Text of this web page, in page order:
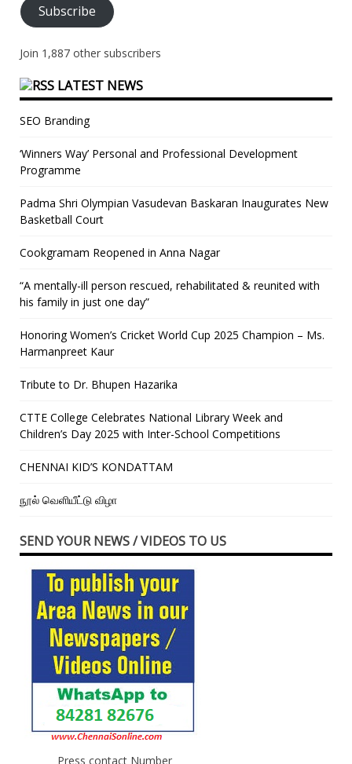
Subscribe
Join 1,887 other subscribers
LATEST NEWS
SEO Branding
‘Winners Way’ Personal and Professional Development
Programme
Padma Shri Olympian Vasudevan Baskaran Inaugurates New
Basketball Court
Cookgramam Reopened in Anna Nagar
“A mentally-ill person rescued, rehabilitated & reunited with
his family in just one day”
Honoring Women’s Cricket World Cup 2025 Champion – Ms.
Harmanpreet Kaur
Tribute to Dr. Bhupen Hazarika
CTTE College Celebrates National Library Week and
Children’s Day 2025 with Inter-School Competitions
CHENNAI KID’S KONDATTAM
நூல் வெளியீட்டு விழா
SEND YOUR NEWS / VIDEOS TO US
Press contact Number